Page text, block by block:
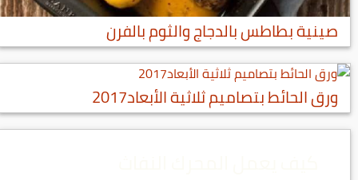
صينية بطاطس بالدجاج والثوم بالفرن
ورق الحائط بتصاميم ثلاثية الأبعاد2017